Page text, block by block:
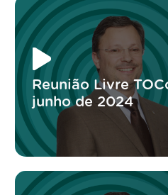
Reunião Livre
junho de 2024